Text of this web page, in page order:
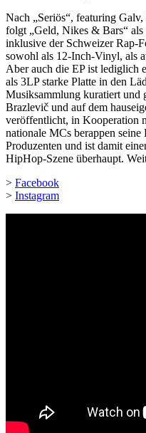
Nach „Seriös“, featuring
folgt „Geld, Nikes & Bars“
inklusive der Schweizer Rap-
sowohl als 12-Inch-Vinyl, als
Aber auch die EP ist lediglich
als 3LP starke Platte in den
Musiksammlung kuratiert und
Brazlevič und auf dem
veröffentlicht, in Kooperation
nationale MCs berappen seine
Produzenten und ist damit
HipHop-Szene überhaupt.
> Facebook
> Instagram